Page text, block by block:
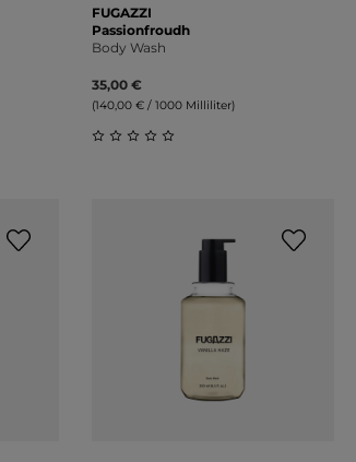
FUGAZZI
Passionfroudh
Body Wash
35,00 €
(140,00 € / 1000 Milliliter)